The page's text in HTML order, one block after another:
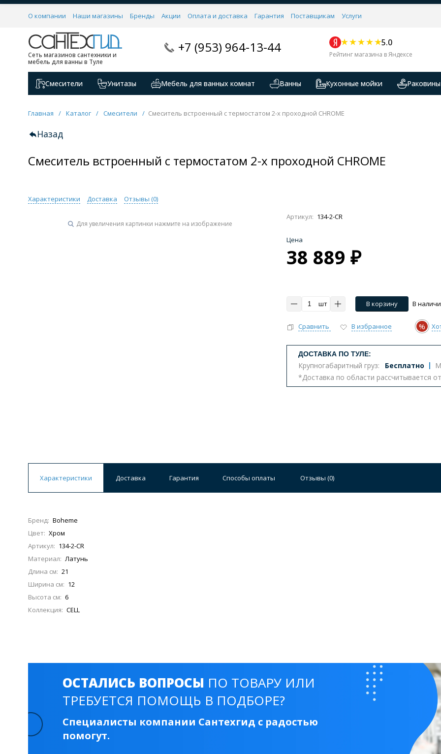
О компании Наши магазины Бренды Акции Оплата и доставка Гарантия Поставщикам Услуги
Сеть магазинов сантехники и
мебель для ванны в Туле
+7 (953) 964-13-44 5.0
Рейтинг магазина в Яндексе
Смесители Унитазы Мебель для ванных комнат Ванны Кухонные мойки Раковины
Главная / Каталог / Смесители / Смеситель встроенный с термостатом 2-х проходной CHROME
Назад
Смеситель встроенный с термостатом 2-х проходной CHROME
Характеристики Доставка Отзывы (0)
Для увеличения картинки нажмите на изображение
Артикул: 134-2-CR
Цена
38 889 ₽
шт В корзину В
Сравнить В избранное %
ДОСТАВКА ПО ТУЛЕ:
Крупногабаритный груз: Бесплатно
*Доставка по области рассчитывается
Характеристики Доставка Гарантия Способы оплаты Отзывы (0)
Бренд: Boheme
Цвет: Хром
Артикул: 134-2-CR
Материал: Латунь
Длина см: 21
Ширина см: 12
Высота см: 6
Коллекция: CELL
ОСТАЛИСЬ ВОПРОСЫ ПО ТОВАРУ ИЛИ
ТРЕБУЕТСЯ ПОМОЩЬ В ПОДБОРЕ?
Специалисты компании Сантехгид с радостью
помогут.